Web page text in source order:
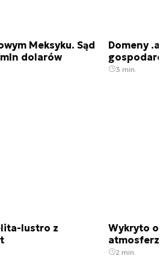
Meksyku. Sąd
mln dolarów
Domeny
3 min.
lustro z
Wykryto
2 min.